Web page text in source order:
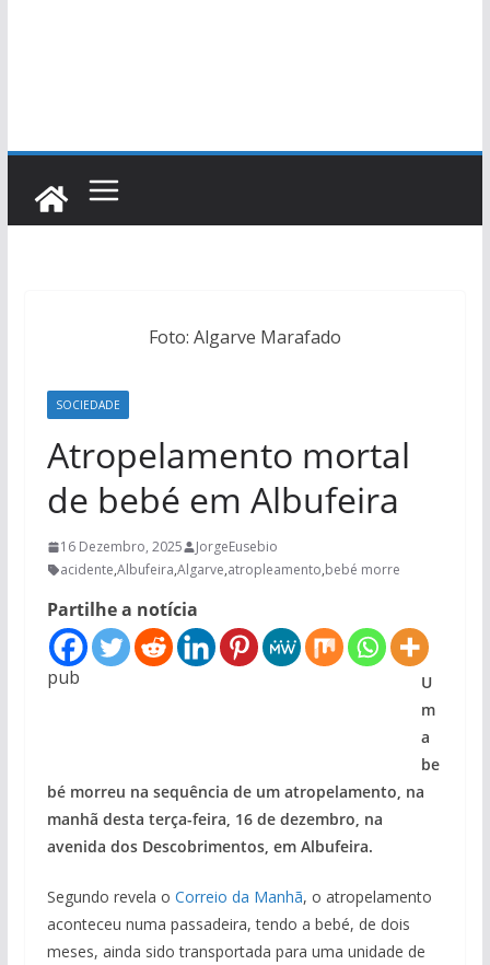
Foto: Algarve Marafado
SOCIEDADE
Atropelamento mortal
de bebé em Albufeira
16 Dezembro, 2025
JorgeEusebio
acidente,Albufeira,Algarve,atropleamento,bebé morre
Partilhe a notícia
pub
U
m
a
be
bé morreu na sequência de um atropelamento, na
manhã desta terça-feira, 16 de dezembro, na
avenida dos Descobrimentos, em Albufeira.
Segundo revela o Correio da Manhã, o atropelamento
aconteceu numa passadeira, tendo a bebé, de dois
meses, ainda sido transportada para uma unidade de